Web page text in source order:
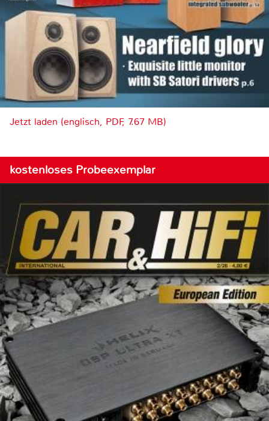
Jetzt laden (englisch, PDF, 7.67 MB)
kostenloses Probeexemplar